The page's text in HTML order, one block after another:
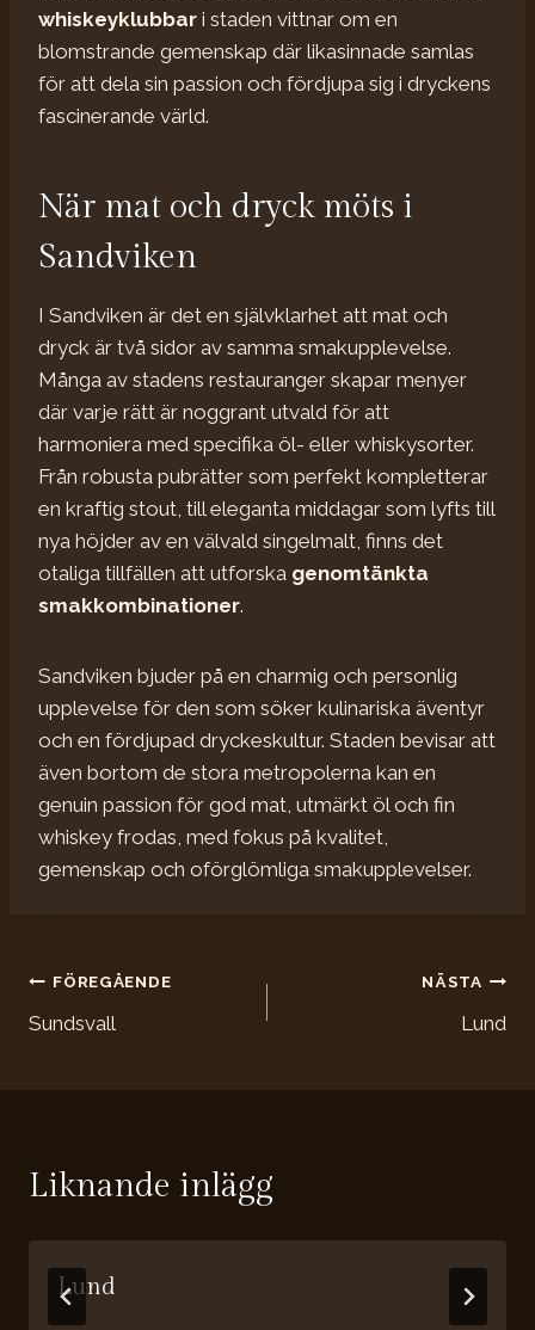
whiskeyklubbar i staden vittnar om en
blomstrande gemenskap där likasinnade samlas
för att dela sin passion och fördjupa sig i dryckens
fascinerande värld.
När mat och dryck möts i
Sandviken
I Sandviken är det en självklarhet att mat och
dryck är två sidor av samma smakupplevelse.
Många av stadens restauranger skapar menyer
där varje rätt är noggrant utvald för att
harmoniera med specifika öl- eller whiskysorter.
Från robusta pubrätter som perfekt kompletterar
en kraftig stout, till eleganta middagar som lyfts till
nya höjder av en välvald singelmalt, finns det
otaliga tillfällen att utforska genomtänkta
smakkombinationer.
Sandviken bjuder på en charmig och personlig
upplevelse för den som söker kulinariska äventyr
och en fördjupad dryckeskultur. Staden bevisar att
även bortom de stora metropolerna kan en
genuin passion för god mat, utmärkt öl och fin
whiskey frodas, med fokus på kvalitet,
gemenskap och oförglömliga smakupplevelser.
Inläggsnavigering
FÖREGÅENDE
Sundsvall
NÄSTA
Lund
Liknande inlägg
Lund